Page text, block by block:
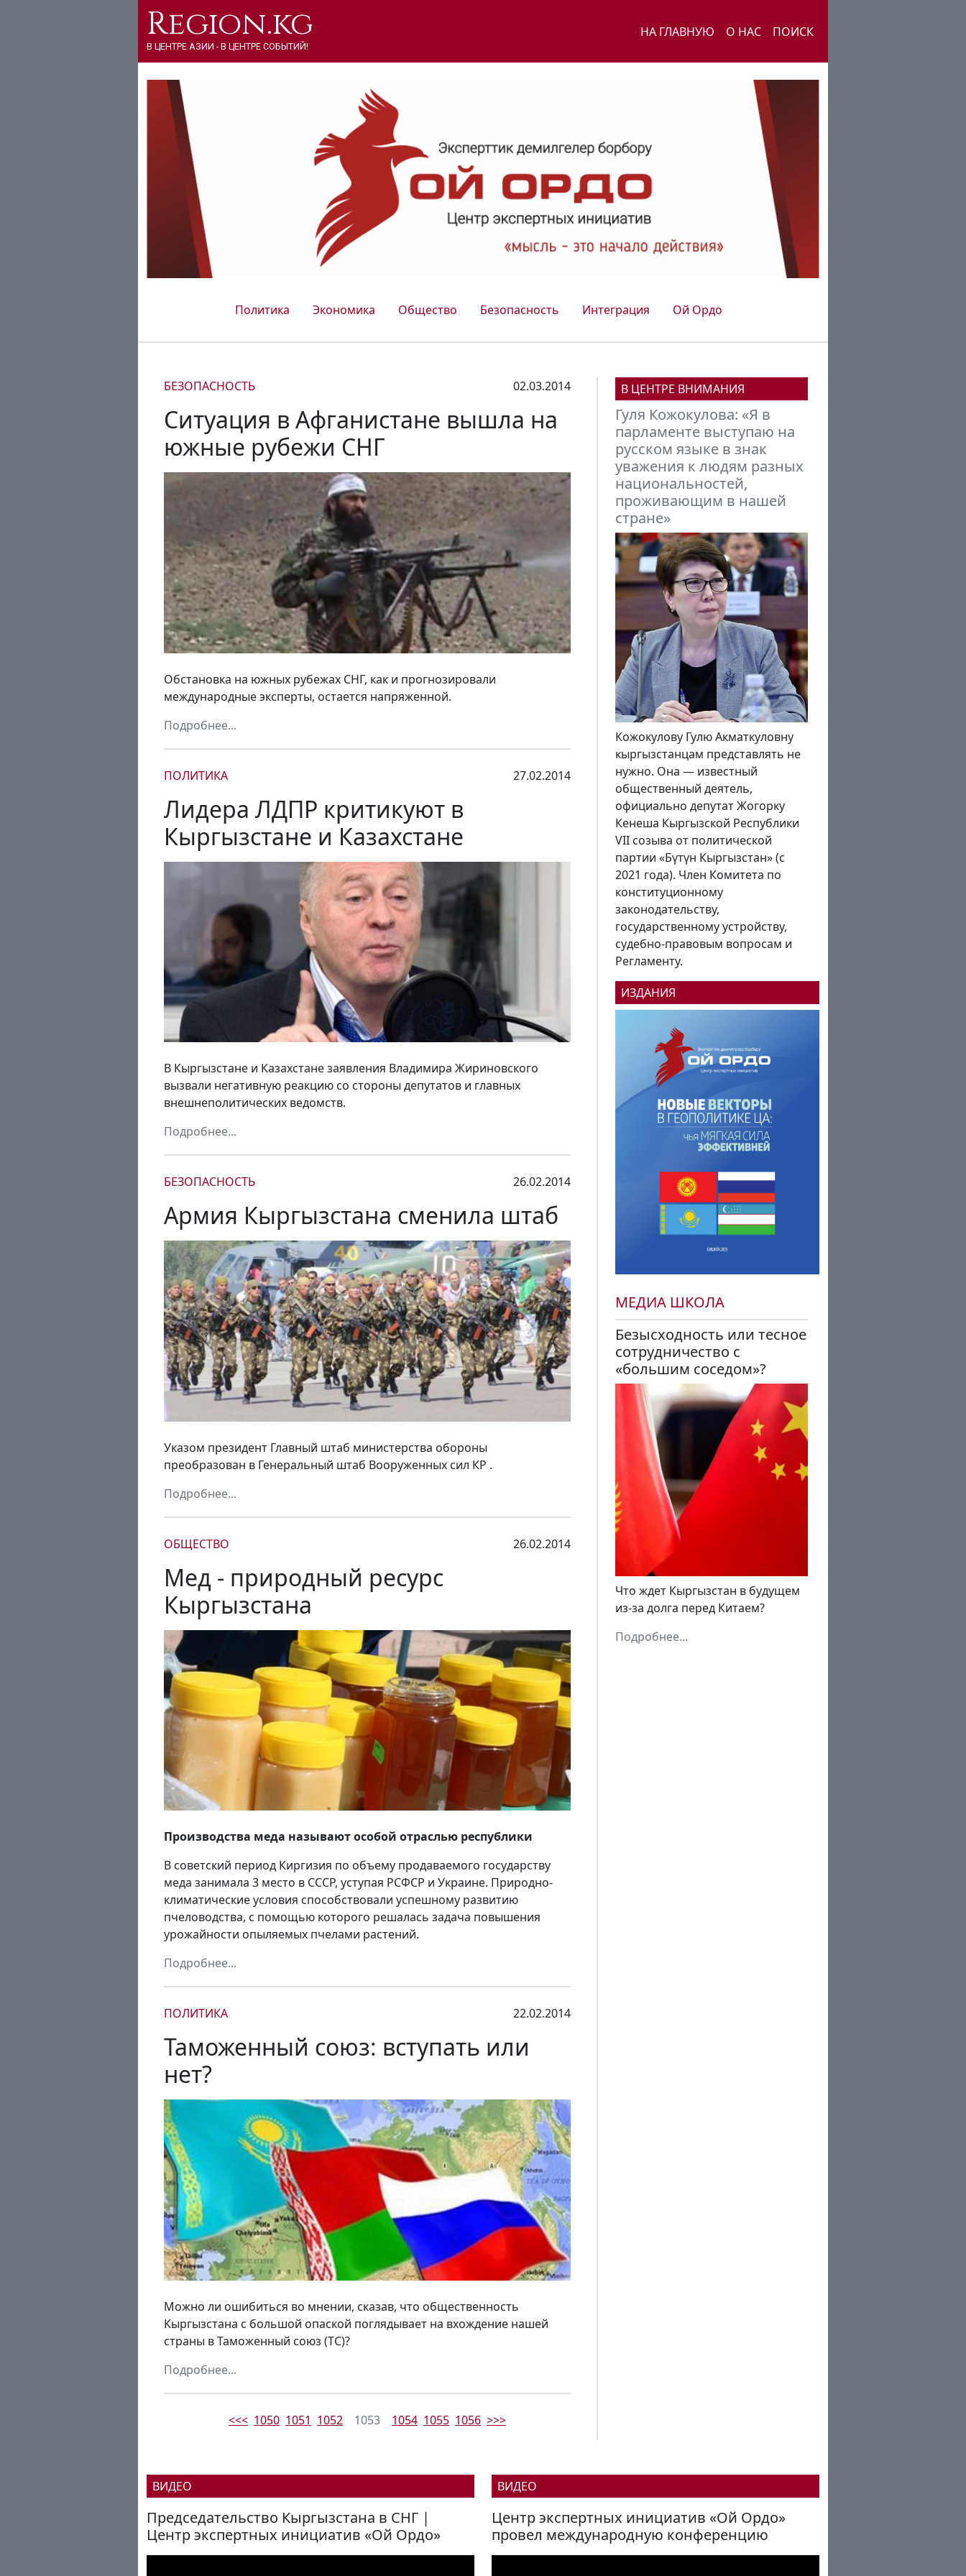
Region.kg
В ЦЕНТРЕ АЗИИ - В ЦЕНТРЕ СОБЫТИЙ!
НА ГЛАВНУЮ О НАС ПОИСК
Политика Экономика Общество Безопасность Интеграция Ой Ордо
БЕЗОПАСНОСТЬ 02.03.2014
Ситуация в Афганистане вышла на
южные рубежи СНГ
Обстановка на южных рубежах СНГ, как и прогнозировали
международные эксперты, остается напряженной.
Подробнее...
ПОЛИТИКА 27.02.2014
Лидера ЛДПР критикуют в
Кыргызстане и Казахстане
В Кыргызстане и Казахстане заявления Владимира Жириновского
вызвали негативную реакцию со стороны депутатов и главных
внешнеполитических ведомств.
Подробнее...
БЕЗОПАСНОСТЬ 26.02.2014
Армия Кыргызстана сменила штаб
Указом президент Главный штаб министерства обороны
преобразован в Генеральный штаб Вооруженных сил КР .
Подробнее...
ОБЩЕСТВО 26.02.2014
Мед - природный ресурс
Кыргызстана
Производства меда называют особой отраслью республики
В советский период Киргизия по объему продаваемого государству
меда занимала 3 место в СССР, уступая РСФСР и Украине. Природно-
климатические условия способствовали успешному развитию
пчеловодства, с помощью которого решалась задача повышения
урожайности опыляемых пчелами растений.
Подробнее...
ПОЛИТИКА 22.02.2014
Таможенный союз: вступать или
нет?
Можно ли ошибиться во мнении, сказав, что общественность
Кыргызстана с большой опаской поглядывает на вхождение нашей
страны в Таможенный союз (ТС)?
Подробнее...
<<< 1050 1051 1052 1053 1054 1055 1056 >>>
В ЦЕНТРЕ ВНИМАНИЯ
Михаил Петров:
Кыргызстану нужно
встраиваться в новую
финансовую модель мира,
формирующуюся под
эгидой БРИКС
В конце августа – в преддверии
празднования Дня
независимости Кыргызстана и
100-летия образования Кара-
Кыргызской автономной области
Кабмин заявил, что в нынешнем
году по всей республике будут
открыты более 100
промышленных предприятий и
столько же социальных
объектов. Насколько реализуемы
эти планы в беседе «Региону.kg»
рассказал президент...
ИЗДАНИЯ
МЕДИА ШКОЛА
Безысходность или тесное
сотрудничество с
«большим соседом»?
Что ждет Кыргызстан в будущем
из-за долга перед Китаем?
Подробнее...
ВИДЕО
Председательство Кыргызстана в СНГ |
Центр экспертных инициатив «Ой Ордо»
ВИДЕО
Центр экспертных инициатив «Ой Ордо»
провел международную конференцию